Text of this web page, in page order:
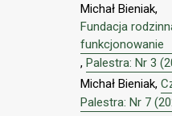
Michał Bieniak,
Fundacja
funkcjonowanie
, Palestra: Nr 3
Michał Bieniak,
Palestra: Nr 7